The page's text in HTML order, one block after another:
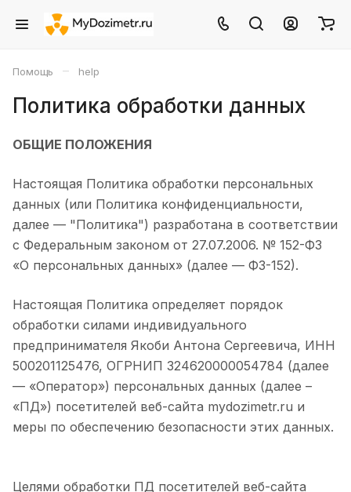
Помощь – help
Политика обработки данных
ОБЩИЕ ПОЛОЖЕНИЯ
Настоящая Политика обработки персональных
данных (или Политика конфиденциальности,
далее — "Политика") разработана в соответствии
с Федеральным законом от 27.07.2006. № 152-ФЗ
«О персональных данных» (далее — ФЗ-152).
Настоящая Политика определяет порядок
обработки силами индивидуального
предпринимателя Якоби Антона Сергеевича, ИНН
500201125476, ОГРНИП 324620000054784 (далее
— «Оператор») персональных данных (далее –
«ПД») посетителей веб-сайта mydozimetr.ru и
меры по обеспечению безопасности этих данных.
Целями обработки ПД посетителей веб-сайта